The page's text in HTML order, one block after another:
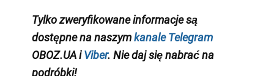
Tylko zweryfikowane informacje są
dostępne na naszymkanale Telegram
OBOZ.UA iViber. Nie daj się nabrać na
podróbki!